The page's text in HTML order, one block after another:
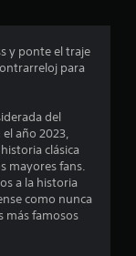
r
o
m
e
d
i
o
y ponte el traje
para
del
año 2023,
clásica
mayores fans.
a la historia
como nunca
más famosos